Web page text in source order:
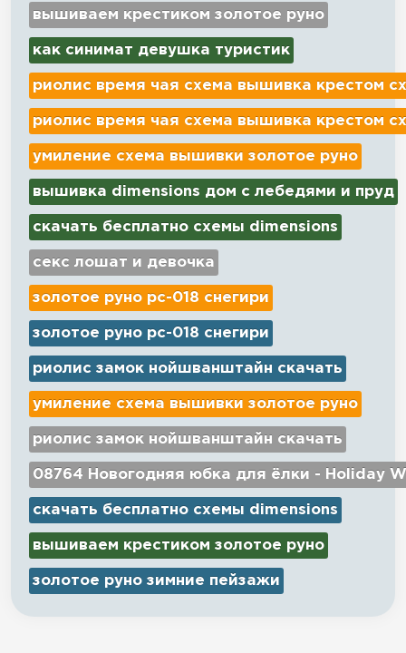
вышиваем крестиком золотое руно
как синимат девушка туристик
риолис время чая схема вышивка крестом
риолис время чая схема вышивка крестом
умиление схема вышивки золотое руно
вышивка dimensions дом с лебедями и пруд
скачать бесплатно схемы dimensions
секс лошат и девочка
золотое руно рс-018 снегири
золотое руно рс-018 снегири
риолис замок нойшванштайн скачать
умиление схема вышивки золотое руно
риолис замок нойшванштайн скачать
08764 Новогодняя юбка для ёлки - Holiday
скачать бесплатно схемы dimensions
вышиваем крестиком золотое руно
золотое руно зимние пейзажи